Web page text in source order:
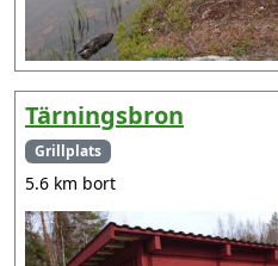
Tärningsbron
Grillplats
5.6 km bort